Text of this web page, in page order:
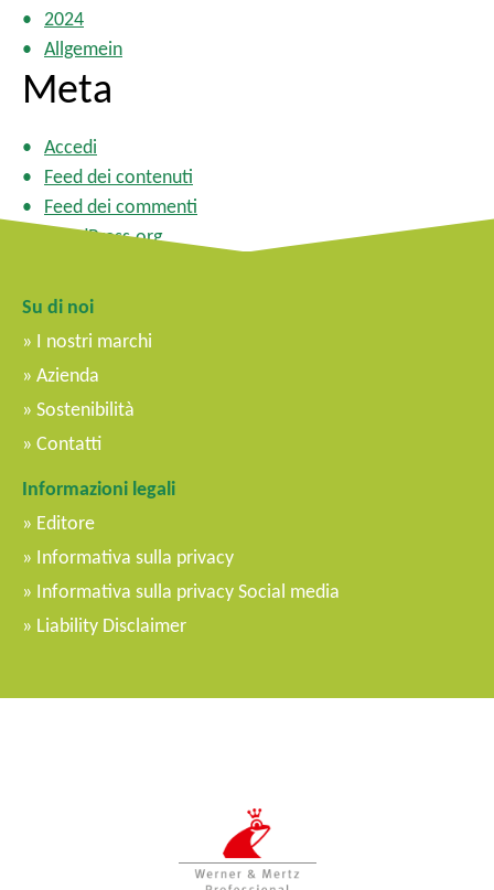
2024
Allgemein
Meta
Accedi
Feed dei contenuti
Feed dei commenti
WordPress.org
Su di noi
I nostri marchi
Azienda
Sostenibilità
Contatti
Informazioni legali
Editore
Informativa sulla privacy
Informativa sulla privacy Social media
Liability Disclaimer